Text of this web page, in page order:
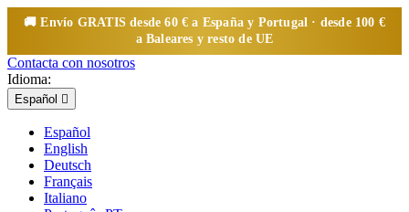
🚚 Envío GRATISdesde 60 € a España y Portugal · desde 100 €
a Baleares y resto de UE
Contacta con nosotros
Idioma:
Español 
Español
English
Deutsch
Français
Italiano